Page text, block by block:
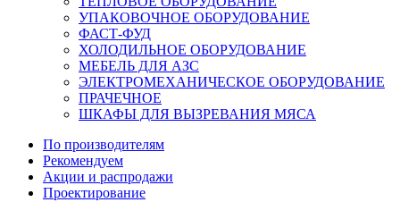
УПАКОВОЧНОЕ ОБОРУДОВАНИЕ
ФАСТ-ФУД
ХОЛОДИЛЬНОЕ ОБОРУДОВАНИЕ
МЕБЕЛЬ ДЛЯ АЗС
ЭЛЕКТРОМЕХАНИЧЕСКОЕ ОБОРУДОВАНИЕ
ПРАЧЕЧНОЕ
ШКАФЫ ДЛЯ ВЫЗРЕВАНИЯ МЯСА
По производителям
Рекомендуем
Акции и распродажи
Проектирование